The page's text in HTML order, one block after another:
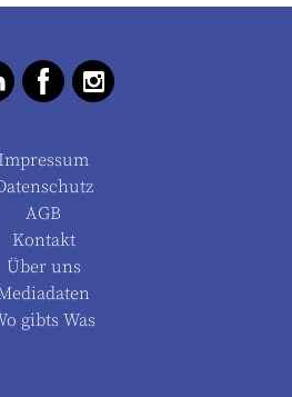
Impressum
AGB
Kontakt
Über uns
gibts Was